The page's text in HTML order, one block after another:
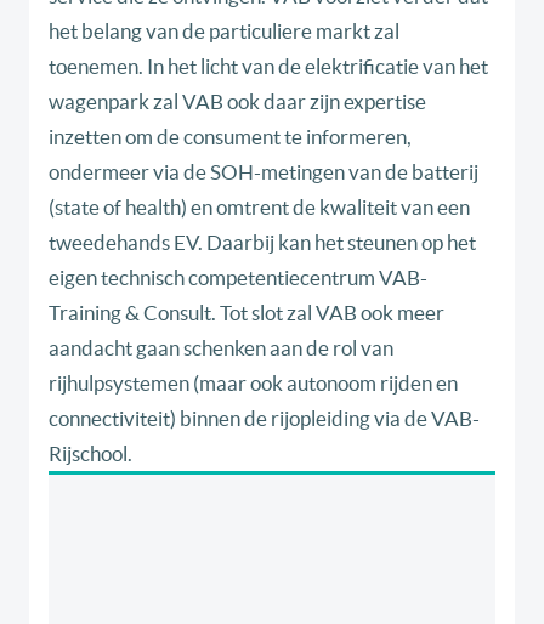
het belang van de particuliere markt zal
toenemen. In het licht van de elektrificatie van het
wagenpark zal VAB ook daar zijn expertise
inzetten om de consument te informeren,
ondermeer via de SOH-metingen van de batterij
(state of health) en omtrent de kwaliteit van een
tweedehands EV. Daarbij kan het steunen op het
eigen technisch competentiecentrum VAB-
Training & Consult. Tot slot zal VAB ook meer
aandacht gaan schenken aan de rol van
rijhulpsystemen (maar ook autonoom rijden en
connectiviteit) binnen de rijopleiding via de VAB-
Rijschool.